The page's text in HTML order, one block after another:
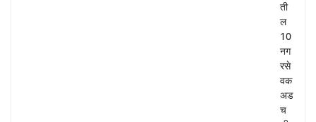
ती
ल
10
नग
रसे
वक
अड
च